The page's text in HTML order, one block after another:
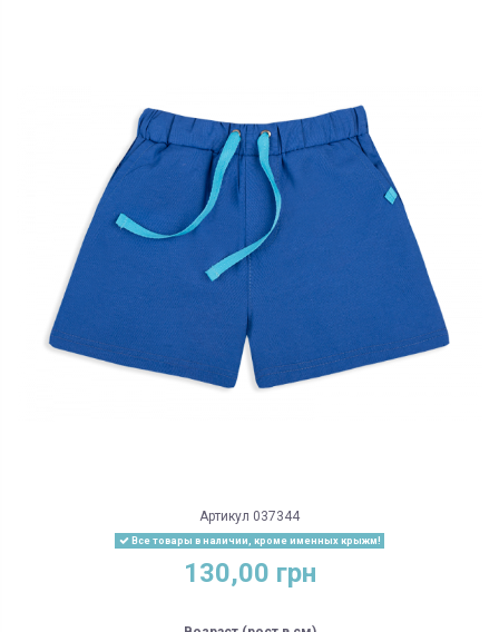
Артикул 037344
Все товары в наличии, кроме именных крыжм!
130,00 грн